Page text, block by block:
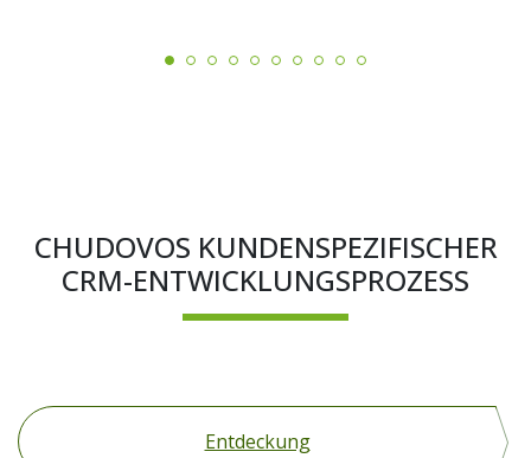
CHUDOVOS KUNDENSPEZIFISCHER
CRM-ENTWICKLUNGSPROZESS
Entdeckung